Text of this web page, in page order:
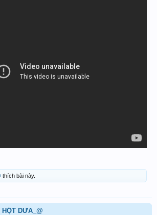
thích bài này.
DƯA_@